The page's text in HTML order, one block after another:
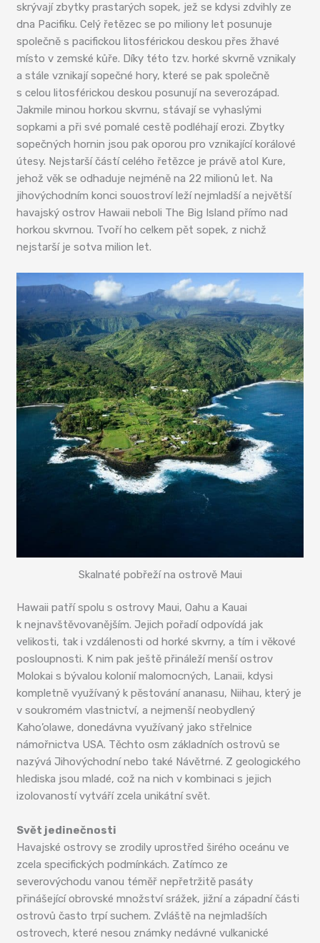
skrývají zbytky prastarých sopek, jež se kdysi zdvihly ze
dna Pacifiku. Celý řetězec se po miliony let posunuje
společně s pacifickou litosférickou deskou přes žhavé
místo v zemské kůře. Díky této tzv. horké skvrně vznikaly
a stále vznikají sopečné hory, které se pak společně
s celou litosférickou deskou posunují na severozápad.
Jakmile minou horkou skvrnu, stávají se vyhaslými
sopkami a při své pomalé cestě podléhají erozi. Zbytky
sopečných hornin jsou pak oporou pro vznikající korálové
útesy. Nejstarší částí celého řetězce je právě atol Kure,
jehož věk se odhaduje nejméně na 22 milionů let. Na
jihovýchodním konci souostroví leží nejmladší a největší
havajský ostrov Hawaii neboli The Big Island přímo nad
horkou skvrnou. Tvoří ho celkem pět sopek, z nichž
nejstarší je sotva milion let.
Skalnaté pobřeží na ostrově Maui
Hawaii patří spolu s ostrovy Maui, Oahu a Kauai
k nejnavštěvovanějším. Jejich pořadí odpovídá jak
velikosti, tak i vzdálenosti od horké skvrny, a tím i věkové
posloupnosti. K nim pak ještě přináleží menší ostrov
Molokai s bývalou kolonií malomocných, Lanaii, kdysi
kompletně využívaný k pěstování ananasu, Niihau, který je
v soukromém vlastnictví, a nejmenší neobydlený
Kaho’olawe, donedávna využívaný jako střelnice
námořnictva USA. Těchto osm základních ostrovů se
nazývá Jihovýchodní nebo také Návětrné. Z geologického
hlediska jsou mladé, což na nich v kombinaci s jejich
izolovaností vytváří zcela unikátní svět.
Svět jedinečnosti
Havajské ostrovy se zrodily uprostřed širého oceánu ve
zcela specifických podmínkách. Zatímco ze
severovýchodu vanou téměř nepřetržitě pasáty
přinášející obrovské množství srážek, jižní a západní části
ostrovů často trpí suchem. Zvláště na nejmladších
ostrovech, které nesou známky nedávné vulkanické